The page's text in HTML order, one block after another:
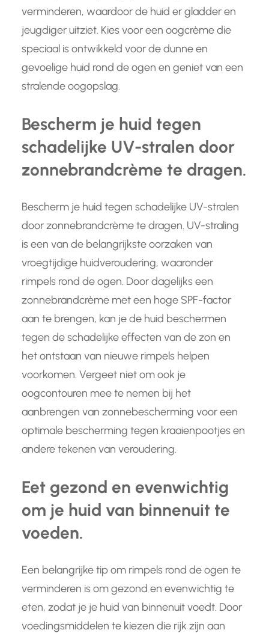
verminderen, waardoor de huid er gladder en
jeugdiger uitziet. Kies voor een oogcrème die
speciaal is ontwikkeld voor de dunne en
gevoelige huid rond de ogen en geniet van een
stralende oogopslag.
Bescherm je huid tegen
schadelijke UV-stralen door
zonnebrandcrème te dragen.
Bescherm je huid tegen schadelijke UV-stralen
door zonnebrandcrème te dragen. UV-straling
is een van de belangrijkste oorzaken van
vroegtijdige huidveroudering, waaronder
rimpels rond de ogen. Door dagelijks een
zonnebrandcrème met een hoge SPF-factor
aan te brengen, kan je de huid beschermen
tegen de schadelijke effecten van de zon en
het ontstaan van nieuwe rimpels helpen
voorkomen. Vergeet niet om ook je
oogcontouren mee te nemen bij het
aanbrengen van zonnebescherming voor een
optimale bescherming tegen kraaienpootjes en
andere tekenen van veroudering.
Eet gezond en evenwichtig
om je huid van binnenuit te
voeden.
Een belangrijke tip om rimpels rond de ogen te
verminderen is om gezond en evenwichtig te
eten, zodat je je huid van binnenuit voedt. Door
voedingsmiddelen te kiezen die rijk zijn aan